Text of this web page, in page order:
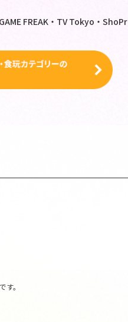
FREAK・TV Tokyo・
。